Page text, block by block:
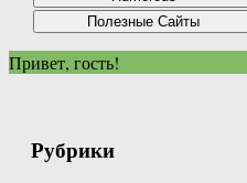
Привет, гость!
Рубрики